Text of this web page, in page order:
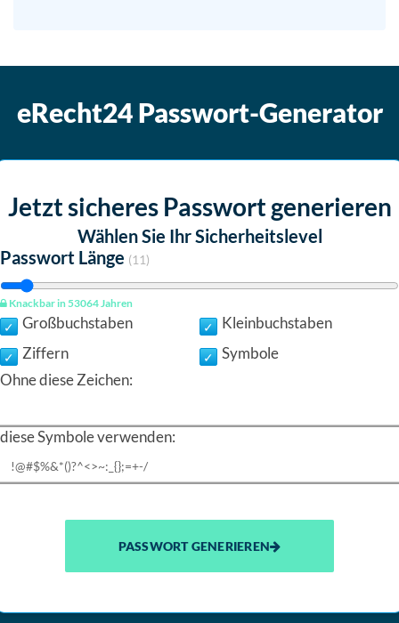
eRecht24 Passwort-Generator
Jetzt sicheres Passwort generieren
Wählen Sie Ihr Sicherheitslevel
Passwort Länge (11)
Knackbar in53064 Jahren
Großbuchstaben
Kleinbuchstaben
Ziffern
Symbole
Ohne diese Zeichen:
diese Symbole verwenden:
PASSWORT GENERIEREN